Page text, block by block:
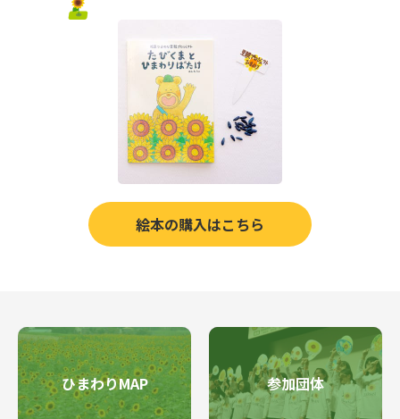
絵本の購入はこちら
ひまわりMAP 参加団体